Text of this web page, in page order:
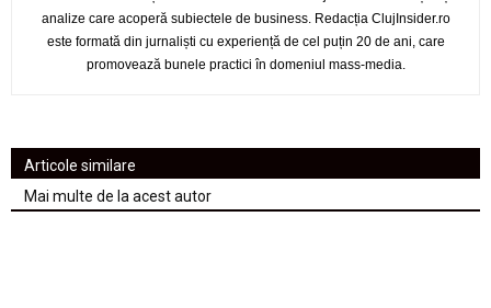
analize care acoperă subiectele de business. Redacția ClujInsider.ro
este formată din jurnaliști cu experiență de cel puțin 20 de ani, care
promovează bunele practici în domeniul mass-media.
Articole similare
Mai multe de la acest autor